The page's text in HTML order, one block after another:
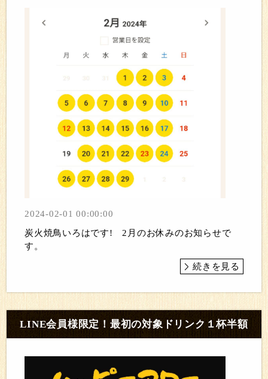
2024-02-01 00:00:00
炭火焼鳥いろはです! 2月のお休みのお知らせで
す。
続きを見る
LINE会員様限定！最初の対象ドリンク１杯半額